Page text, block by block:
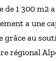
de 1 300 m2
a une
grâce au
régional